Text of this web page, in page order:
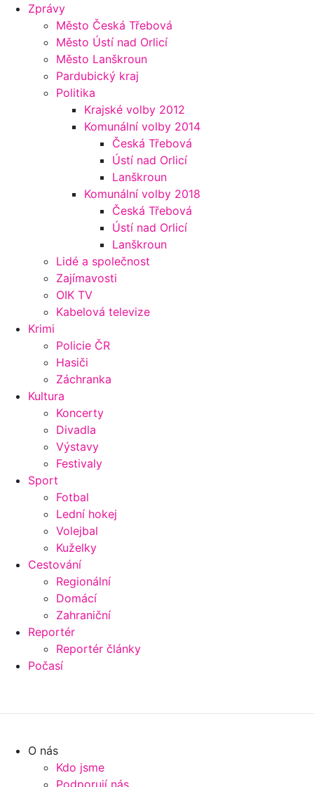
Zprávy
Město Česká Třebová
Město Ústí nad Orlicí
Město Lanškroun
Pardubický kraj
Politika
Krajské volby 2012
Komunální volby 2014
Česká Třebová
Ústí nad Orlicí
Lanškroun
Komunální volby 2018
Česká Třebová
Ústí nad Orlicí
Lanškroun
Lidé a společnost
Zajímavosti
OIK TV
Kabelová televize
Krimi
Policie ČR
Hasiči
Záchranka
Kultura
Koncerty
Divadla
Výstavy
Festivaly
Sport
Fotbal
Lední hokej
Volejbal
Kuželky
Cestování
Regionální
Domácí
Zahraniční
Reportér
Reportér články
Počasí
O nás
Kdo jsme
Podporují nás